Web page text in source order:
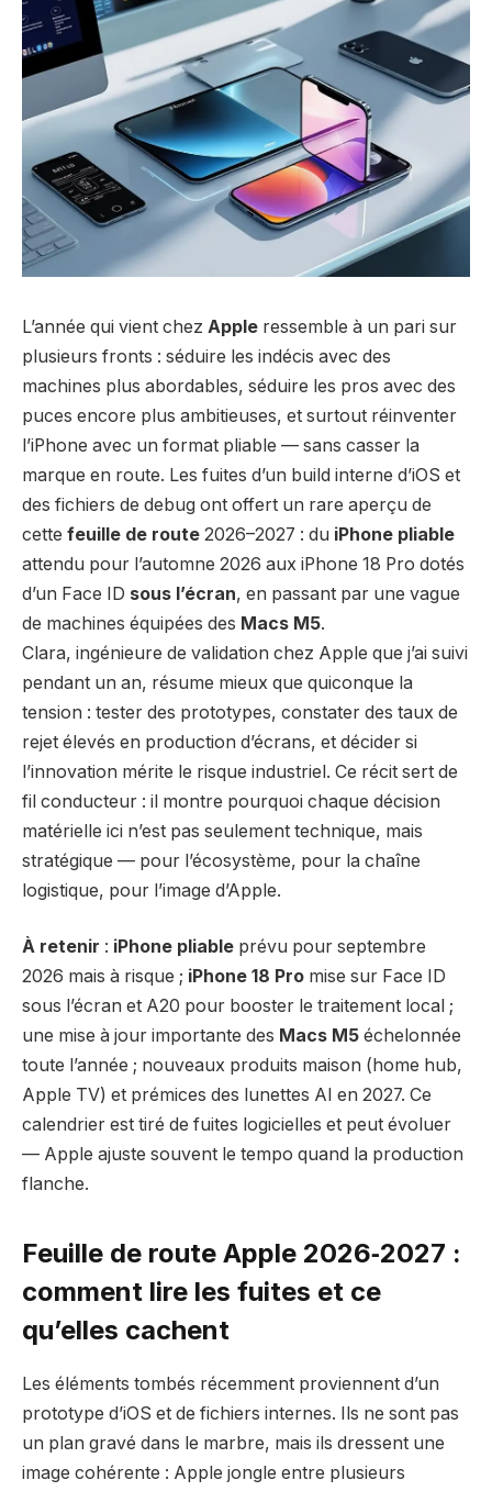
L’année qui vient chez Apple ressemble à un pari sur
plusieurs fronts : séduire les indécis avec des
machines plus abordables, séduire les pros avec des
puces encore plus ambitieuses, et surtout réinventer
l’iPhone avec un format pliable — sans casser la
marque en route. Les fuites d’un build interne d’iOS et
des fichiers de debug ont offert un rare aperçu de
cette feuille de route 2026–2027 : du iPhone pliable
attendu pour l’automne 2026 aux iPhone 18 Pro dotés
d’un Face ID sous l’écran, en passant par une vague
de machines équipées des Macs M5.
Clara, ingénieure de validation chez Apple que j’ai suivi
pendant un an, résume mieux que quiconque la
tension : tester des prototypes, constater des taux de
rejet élevés en production d’écrans, et décider si
l’innovation mérite le risque industriel. Ce récit sert de
fil conducteur : il montre pourquoi chaque décision
matérielle ici n’est pas seulement technique, mais
stratégique — pour l’écosystème, pour la chaîne
logistique, pour l’image d’Apple.
À retenir : iPhone pliable prévu pour septembre
2026 mais à risque ; iPhone 18 Pro mise sur Face ID
sous l’écran et A20 pour booster le traitement local ;
une mise à jour importante des Macs M5 échelonnée
toute l’année ; nouveaux produits maison (home hub,
Apple TV) et prémices des lunettes AI en 2027. Ce
calendrier est tiré de fuites logicielles et peut évoluer
— Apple ajuste souvent le tempo quand la production
flanche.
Feuille de route Apple 2026‑2027 :
comment lire les fuites et ce
qu’elles cachent
Les éléments tombés récemment proviennent d’un
prototype d’iOS et de fichiers internes. Ils ne sont pas
un plan gravé dans le marbre, mais ils dressent une
image cohérente : Apple jongle entre plusieurs